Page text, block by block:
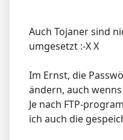
Auch Tojaner sind
umgesetzt :-X X
Im Ernst, die
ändern, auch
Je nach FTP-
ich auch die